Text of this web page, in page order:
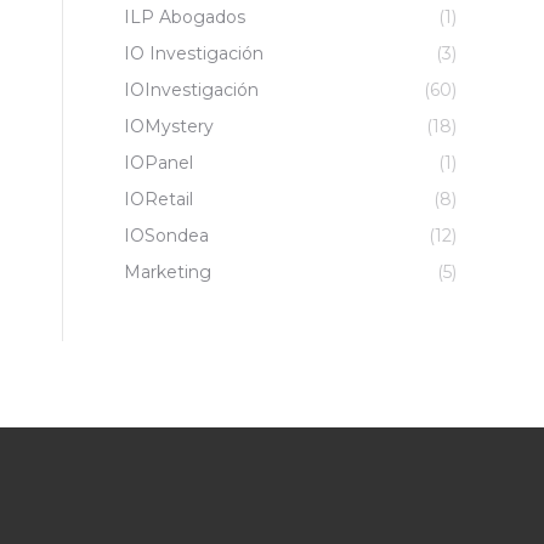
ILP Abogados
(1)
IO Investigación
(3)
IOInvestigación
(60)
IOMystery
(18)
IOPanel
(1)
IORetail
(8)
IOSondea
(12)
Marketing
(5)